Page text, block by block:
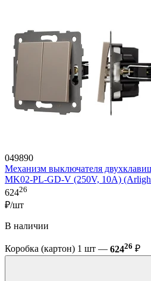
049890
Механизм выключателя
MK02-PL-GD-V (250V, 10A)
62426
₽/шт
В наличии
Коробка (картон) 1 шт — 62426 ₽